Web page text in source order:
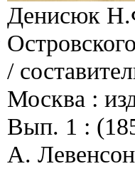
Денисюк
/
Москва :
Вып. 1 :
А.